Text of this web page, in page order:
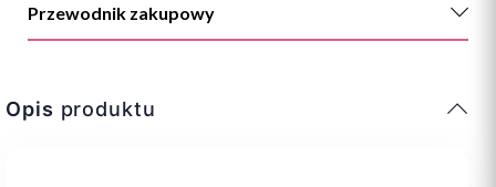
Przewodnik zakupowy
Opis produktu